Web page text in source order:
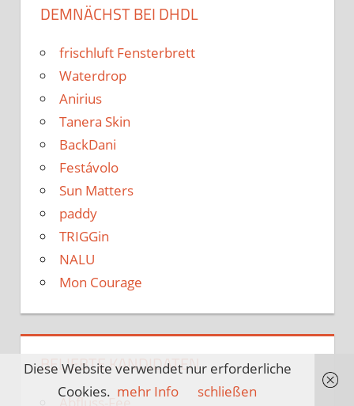
DEMNÄCHST BEI DHDL
frischluft Fensterbrett
Waterdrop
Anirius
Tanera Skin
BackDani
Festávolo
Sun Matters
paddy
TRIGGin
NALU
Mon Courage
BELIEBTE KANDIDATEN
Abfluss-Fee
Diese Website verwendet nur erforderliche
Cookies. mehr Info schließen